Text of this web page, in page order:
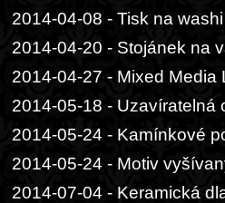
2014-04-08 - Tisk na
2014-04-20 - Stojánek na
2014-04-27 - Mixed Media
2014-05-18 - Uzavíratelná
2014-05-24 - Kamínkové
2014-05-24 - Motiv
2014-07-04 - Keramická